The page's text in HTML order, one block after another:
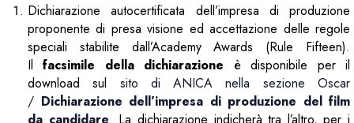
Dichiarazione autocertificata dell’impresa di produzione
proponente di presa visione ed accettazione delle regole
speciali stabilite dall’Academy Awards (Rule Fifteen).
Ilfacsimile della dichiarazione è disponibile per il
download sul sito di ANICA nella sezione Oscar
/ Dichiarazione dell’impresa di produzione del film
da candidare. La dichiarazione indicherà tra l’altro, per i